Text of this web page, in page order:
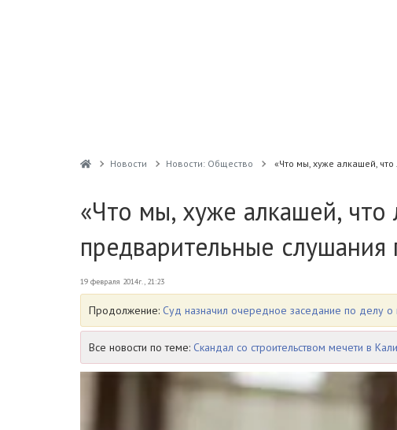
Новости Новости: Общество «Что мы, хуже алкашей,
«Что мы, хуже алкашей, что
предварительные
19 февраля 2014г., 21:23
Продолжение: Суд назначил очередное заседание по делу
Все новости по теме: Скандал со строительством мечети в